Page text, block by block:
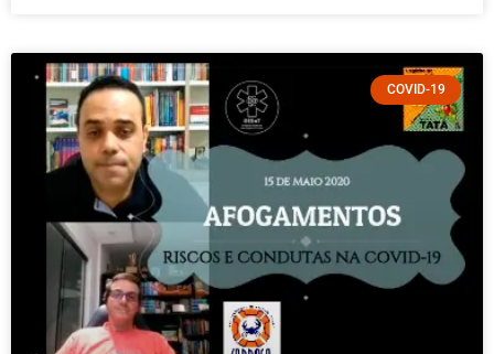
COVID-19